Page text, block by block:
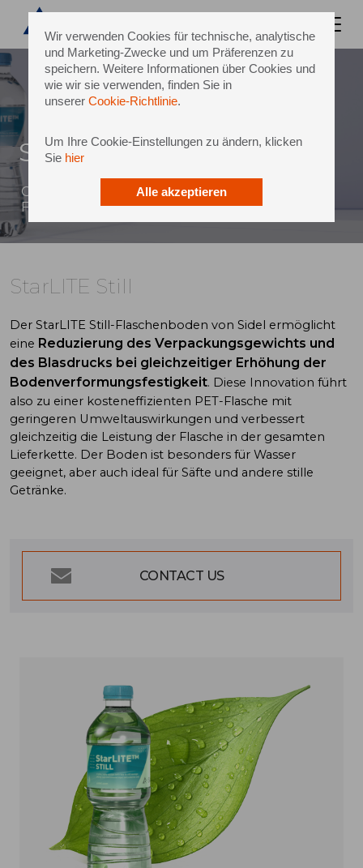
Wir verwenden Cookies für technische, analytische
und Marketing-Zwecke und um Präferenzen zu
speichern. Weitere Informationen über Cookies und
wie wir sie verwenden, finden Sie in
unserer Cookie-Richtlinie.
Um Ihre Cookie-Einstellungen zu ändern, klicken
Sie hier
Alle akzeptieren
StarLITE Still
Geringeres Gewicht und höhere
Flaschenfestigkeit
StarLITE Still
Der StarLITE Still-Flaschenboden von Sidel ermöglicht
eine Reduzierung des Verpackungsgewichts und
des Blasdrucks bei gleichzeitiger Erhöhung der
Bodenverformungsfestigkeit. Diese Innovation führt
also zu einer kosteneffizienten PET-Flasche mit
geringeren Umweltauswirkungen und verbessert
gleichzeitig die Leistung der Flasche in der gesamten
Lieferkette. Der Boden ist besonders für Wasser
geeignet, aber auch ideal für Säfte und andere stille
Getränke.
CONTACT US